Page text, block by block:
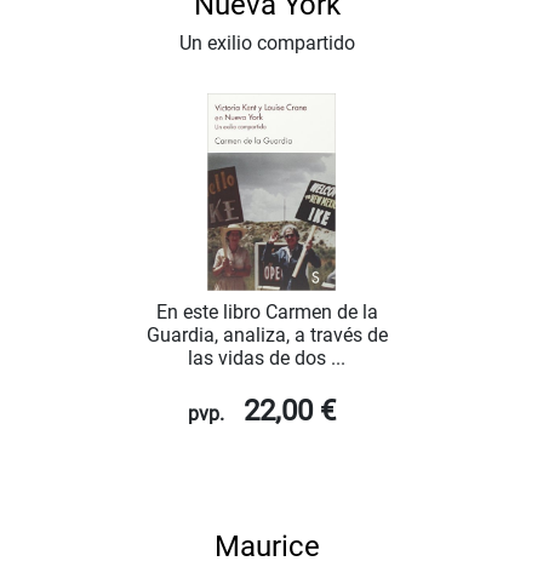
Un exilio compartido
En este libro Carmen de la
Guardia, analiza, a través de
las vidas de dos ...
pvp. 22,00 €
Maurice